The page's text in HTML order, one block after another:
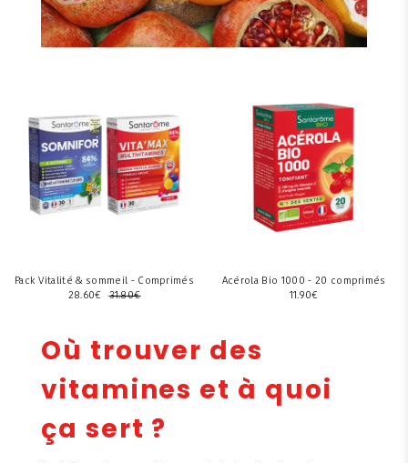
Pack Vitalité & sommeil - Comprimés
€
31.80
€
28.60
Acérola Bio 1000 - 20 comprimés
€
11.90
Où trouver des
vitamines et à quoi
ça sert ?